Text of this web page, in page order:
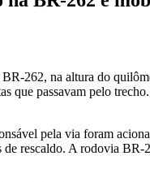
262, na altura do
que passavam pelo
pela via foram
rescaldo. A rodovia